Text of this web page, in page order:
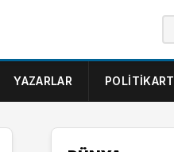
YAZARLAR POLITIKART